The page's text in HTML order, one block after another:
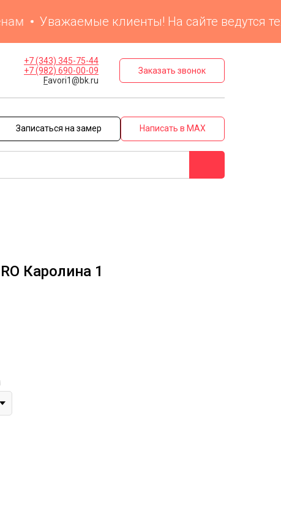
Уважаемые клиенты! На сайте ведутся
+7 (343) 345-75-44
+7 (982) 690-00-09
Favori1@bk.ru
Заказать звонок
Записаться на замер Написать в MAX
Каролина 1